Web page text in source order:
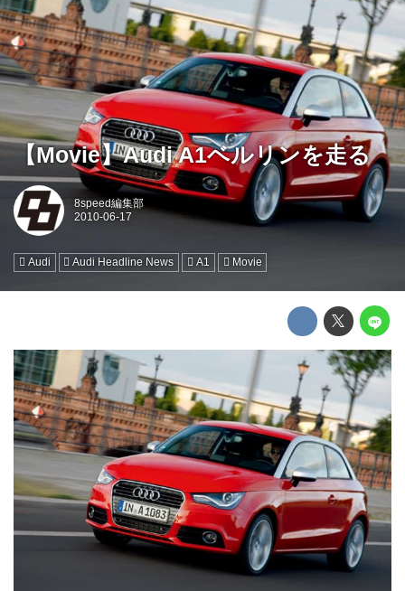
【Movie】Audi A1ベルリンを走る
8speed編集部
Audi Audi Headline News A1 Movie